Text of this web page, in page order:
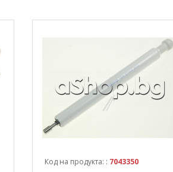
Код на продукта: : 7043350